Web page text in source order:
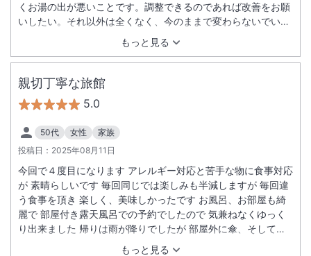
もっと見る
くお湯の出が悪いことです。調整できるのであれば改善をお願
いしたい。それ以外は全くなく、今のままで変わらないでいて
親切丁寧な旅館
5.0
50代 女性
家族
投稿日： 2025年08月11日
もっと見る
今回で４度目になります アレルギー対応と苦手な物に食事対応
が 素晴らしいです 毎回同じでは楽しみも半減しますが 毎回違
う食事を頂き 楽しく、美味しかったです お風呂、お部屋も綺
麗で 部屋付き露天風呂での予約でしたので 気兼ねなくゆっく
り出来ました 帰りは雨が降りでしたが 部屋外に傘、そしてか
えりにも 傘を頂きました とても優しく丁寧な旅館でした